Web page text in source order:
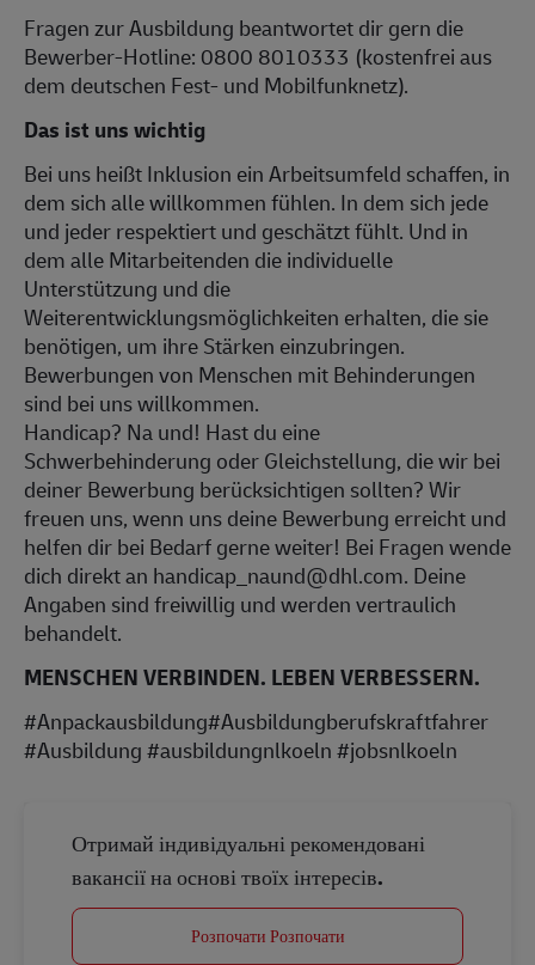
Fragen zur Ausbildung beantwortet dir gern die
Bewerber-Hotline: 0800 8010333 (kostenfrei aus
dem deutschen Fest- und Mobilfunknetz).
Das ist uns wichtig
Bei uns heißt Inklusion ein Arbeitsumfeld schaffen, in
dem sich alle willkommen fühlen. In dem sich jede
und jeder respektiert und geschätzt fühlt. Und in
dem alle Mitarbeitenden die individuelle
Unterstützung und die
Weiterentwicklungsmöglichkeiten erhalten, die sie
benötigen, um ihre Stärken einzubringen.
Bewerbungen von Menschen mit Behinderungen
sind bei uns willkommen.
Handicap? Na und! Hast du eine
Schwerbehinderung oder Gleichstellung, die wir bei
deiner Bewerbung berücksichtigen sollten? Wir
freuen uns, wenn uns deine Bewerbung erreicht und
helfen dir bei Bedarf gerne weiter! Bei Fragen wende
dich direkt an handicap_naund@dhl.com. Deine
Angaben sind freiwillig und werden vertraulich
behandelt.
MENSCHEN VERBINDEN. LEBEN VERBESSERN.
#Anpackausbildung#Ausbildungberufskraftfahrer
#Ausbildung #ausbildungnlkoeln #jobsnlkoeln
Отримай індивідуальні рекомендовані
вакансії на основі твоїх інтересів.
Розпочати Розпочати